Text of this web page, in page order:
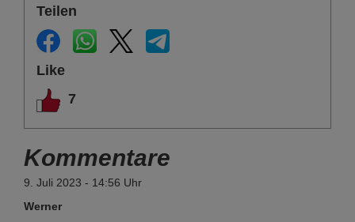
Teilen
Like
7
Kommentare
9. Juli 2023 - 14:56 Uhr
Werner